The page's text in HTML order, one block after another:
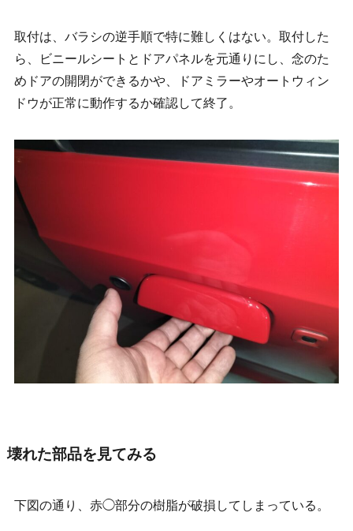
取付は、バラシの逆手順で特に難しくはない。取付した
ら、ビニールシートとドアパネルを元通りにし、念のた
めドアの開閉ができるかや、ドアミラーやオートウィン
ドウが正常に動作するか確認して終了。
壊れた部品を見てみる
下図の通り、赤◯部分の樹脂が破損してしまっている。